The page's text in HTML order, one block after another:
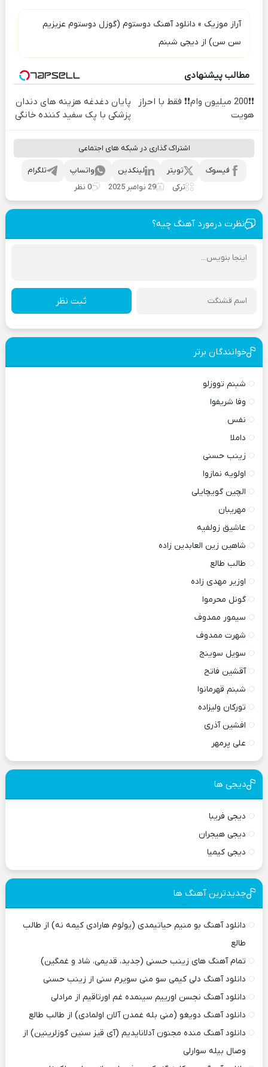
آراز موزیک » دانلود آهنگ دوستوم (گوزل دوستوم عزیزیم
سن سن) از دیجی شبنم
مطالب پیشنهادی
❗❗200 میلیون وام❗❗ فقط با احراز
هویت
پایان دغدغه هزینه های دندان
پزشکی با پک سفید کننده خانگی
اشتراک گذاری در شبکه های اجتماعی
تلگرام واتساپ لینکدین تویتر
فیسوک
ترکی
29 نوامبر 2025 0 نظر
نظرت درمورد آهنگ چیه؟
ثبت نظر
خوانندگان برتر
شبنم تووزلو
وفا شریفوا
نفس
داملا
زینب حسنی
اولویه نمازوا
الچین گویچایلی
مهریبان
عاشیق زولفیه
شاهین زین العابدین زاده
طالب طالع
اوزیر مهدی زاده
گونل محرموا
سیمور ممدوف
شهرت ممدوف
سویل سوینج
آقشین فاتح
شبنم قهرمانوا
تورکان ولیزاده
افشین آذری
علی پرمهر
دیجی ها
دیجی فریبا
دیجی هیجران
دیجی کیمیا
جدیدترین آهنگ ها
دانلود آهنگ بو منیم حیاتیمدی (یولوم هارادی کیمه نه) از طالب
طالع
تمام آهنگ های زینب حسنی (جدید، قدیمی، شاد و غمگین)
دانلود آهنگ دلی کیمی سو منی سویرم سنی از زینب حسنی
دانلود آهنگ نجسن اورییم سینمده غم اورتاقیم از مرادلی
دانلود آهنگ دویغو (منی بله غمدن آلان اولمادی) از طالب طالع
دانلود آهنگ منده مجنون آدلانایدیم (آی قیز سنین گوزلرینین) از
وصال بیله سوارلی